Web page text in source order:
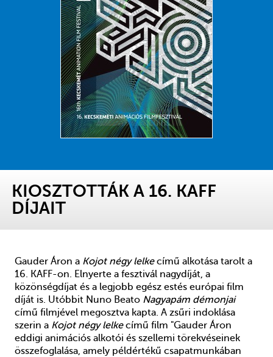
KIOSZTOTTÁK A 16. KAFF
DÍJAIT
Gauder Áron a Kojot négy lelkecímű alkotása tarolt a
16. KAFF-on. Elnyerte a fesztivál nagydíját, a
közönségdíjat és a legjobb egész estés európai film
díját is. Utóbbit Nuno Beato Nagyapám démonjai
című filmjével megosztva kapta. A zsűri indoklása
szerin a Kojot négy lelkecímű film "Gauder Áron
eddigi animációs alkotói és szellemi törekvéseinek
összefoglalása, amely példértékű csapatmunkában